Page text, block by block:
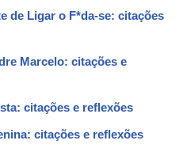
de Ligar o F*da-se: citações
Marcelo: citações e
citações e reflexões
citações e reflexões